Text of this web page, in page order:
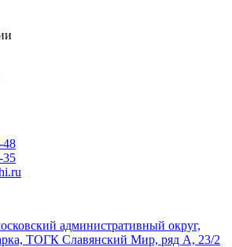
48
35
административный округ,
ТОГК Славянский Мир, ряд А, 23/2